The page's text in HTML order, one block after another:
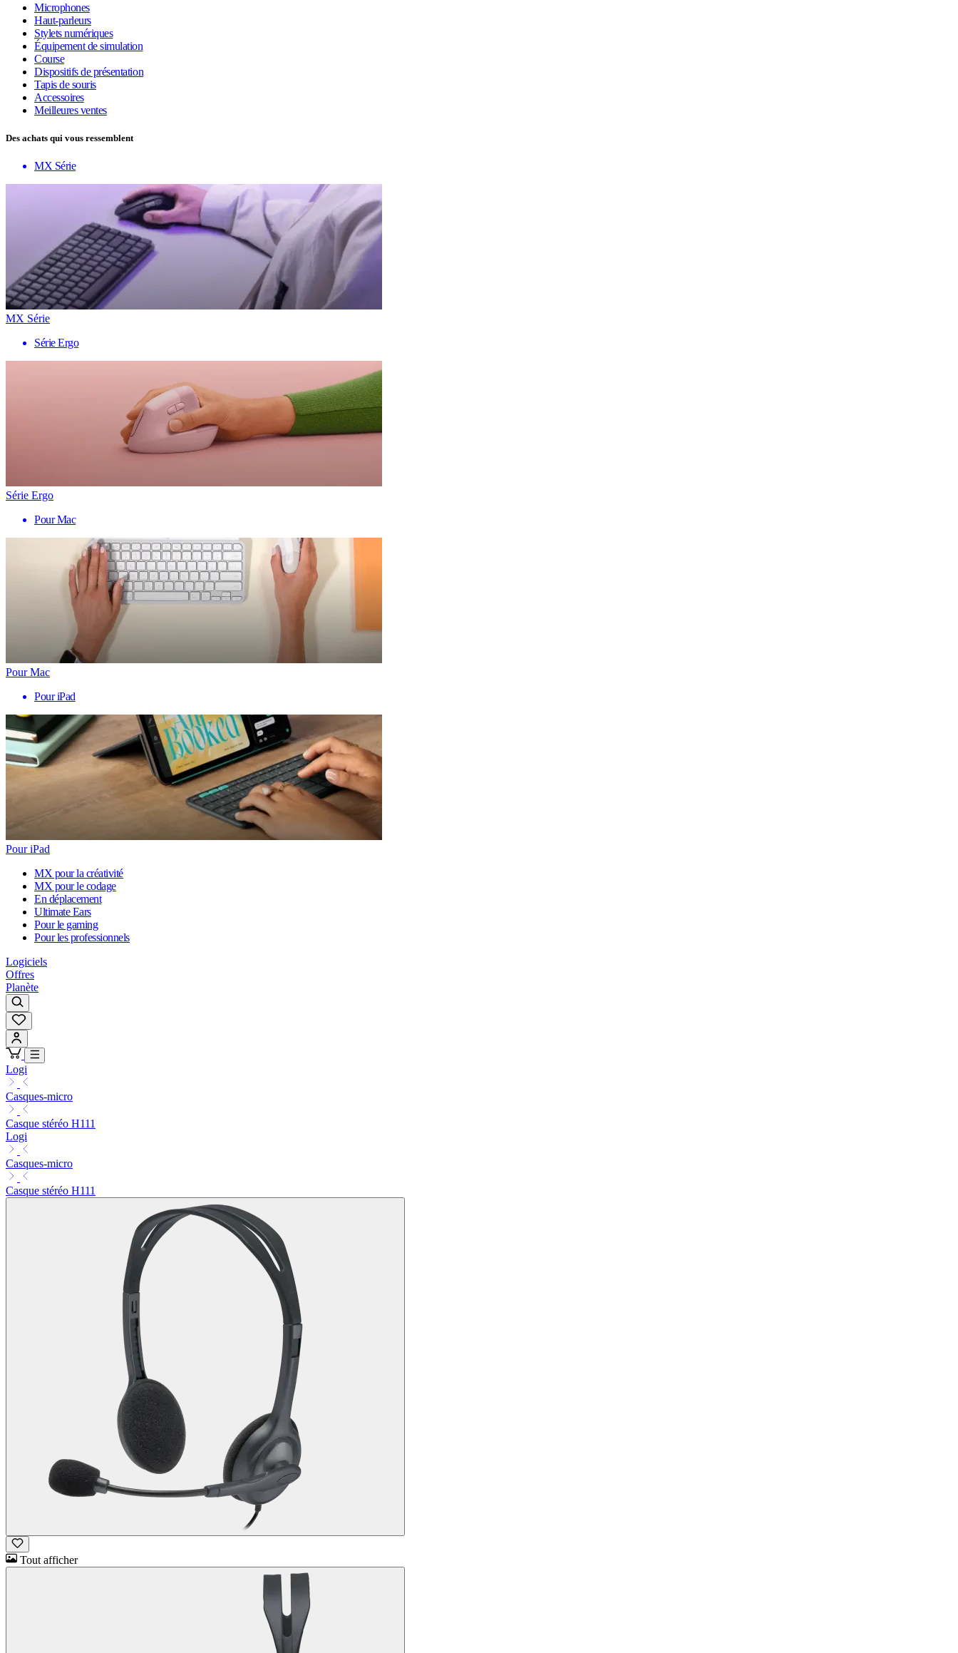
Microphones
Haut-parleurs
Stylets numériques
Équipement de simulation
Course
Dispositifs de présentation
Tapis de souris
Accessoires
Meilleures ventes
Des achats qui vous ressemblent
MX Série
MX Série
Série Ergo
Série Ergo
Pour Mac
Pour Mac
Pour iPad
Pour iPad
MX pour la créativité
MX pour le codage
En déplacement
Ultimate Ears
Pour le gaming
Pour les professionnels
Logiciels
Offres
Planète
Logi
Casques-micro
Casque stéréo H111
Logi
Casques-micro
Casque stéréo H111
Tout afficher